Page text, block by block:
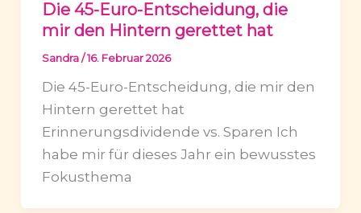
Die 45-Euro-Entscheidung, die
mir den Hintern gerettet hat
Sandra/16. Februar 2026
Die 45-Euro-Entscheidung, die mir den
Hintern gerettet hat
Erinnerungsdividende vs. Sparen Ich
habe mir für dieses Jahr ein bewusstes
Fokusthema